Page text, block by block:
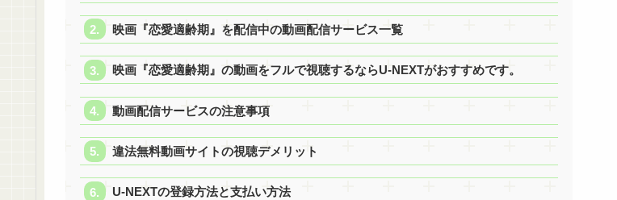
映画『恋愛適齢期』を配信中の動画配信サービス一覧
映画『恋愛適齢期』の動画をフルで視聴するならU-NEXTがおすすめです。
動画配信サービスの注意事項
違法無料動画サイトの視聴デメリット
U-NEXTの登録方法と支払い方法